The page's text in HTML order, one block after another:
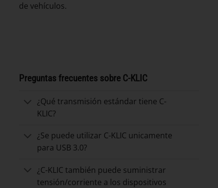
de vehículos.
Preguntas frecuentes sobre C-KLIC
¿Qué transmisión estándar tiene C-
KLIC?
¿Se puede utilizar C-KLIC unicamente
para USB 3.0?
¿C-KLIC también puede suministrar
tensión/corriente a los dispositivos